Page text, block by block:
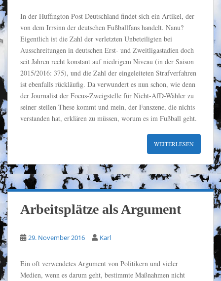
In der Huffington Post Deutschland findet sich ein Artikel, der
von dem Irrsinn der deutschen Fußballfans handelt. Nanu?
Eigentlich ist die Zahl der verletzten Unbeteiligten bei
Ausschreitungen in deutschen Erst- und Zweitligastadien doch
seit Jahren recht konstant auf niedrigem Niveau (in der Saison
2015/2016: 375), und die Zahl der eingeleiteten Strafverfahren
ist ebenfalls rückläufig. Da verwundert es nun schon, wie denn
der Journalist der Focus-Zweigstelle für Nicht-AfD-Wähler zu
seiner steilen These kommt und mein, der Fanszene, die nichts
verstanden hat, erklären zu müssen, worum es im Fußball geht.
WEITERLESEN
Arbeitsplätze als Argument
29. November 2016 Karl
Ein oft verwendetes Argument von Politikern und vieler
Medien, wenn es darum geht, bestimmte Maßnahmen nicht